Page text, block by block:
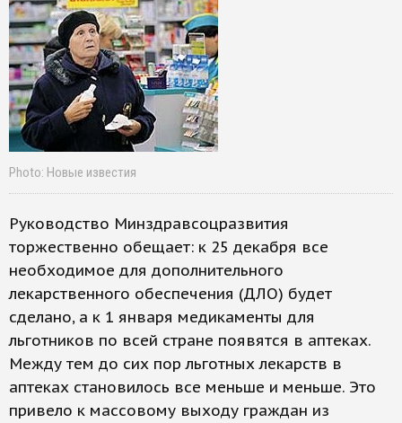
Photo: Новые известия
Руководство Минздравсоцразвития
торжественно обещает: к 25 декабря все
необходимое для дополнительного
лекарственного обеспечения (ДЛО) будет
сделано, а к 1 января медикаменты для
льготников по всей стране появятся в аптеках.
Между тем до сих пор льготных лекарств в
аптеках становилось все меньше и меньше. Это
привело к массовому выходу граждан из